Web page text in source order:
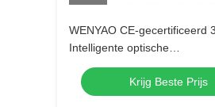
WENYAO CE-gecertificeerd
Intelligente optische
kleursorteermachine
Krijg Beste Prijs